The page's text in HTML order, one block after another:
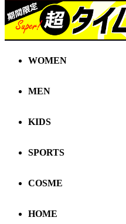
WOMEN
MEN
KIDS
SPORTS
COSME
HOME